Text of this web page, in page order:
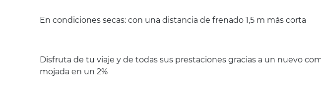
En condiciones secas: con una distancia de frenado 1,5 m más corta
Disfruta de tu viaje y de todas sus prestaciones gracias a un nuevo
mojada en un 2%